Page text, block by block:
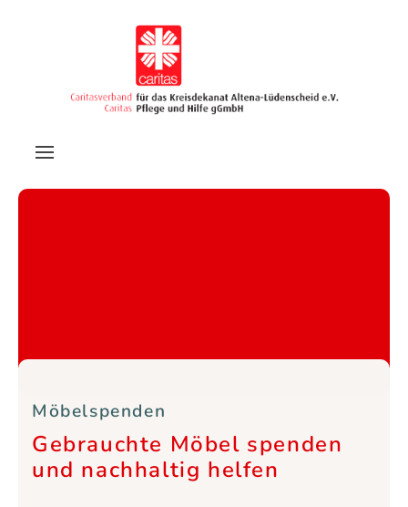
Möbelspenden
Gebrauchte Möbel spenden
und nachhaltig helfen